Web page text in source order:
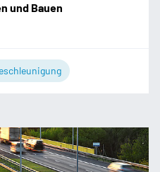
und Bauen